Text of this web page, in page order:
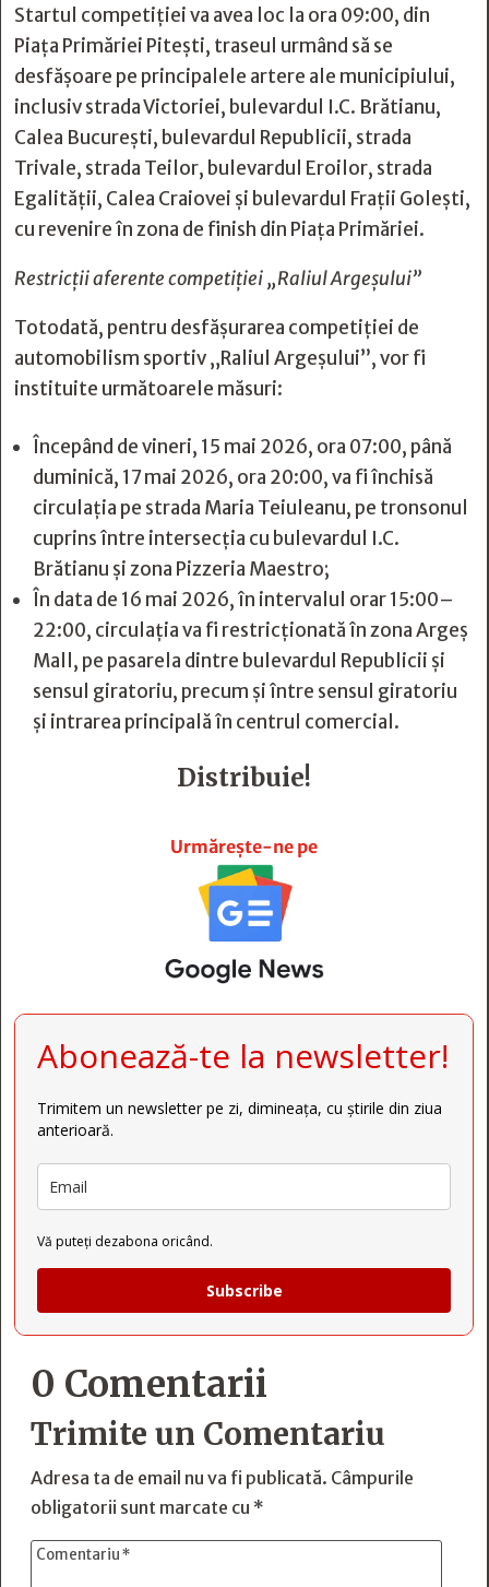
Startul competiției va avea loc la ora 09:00, din
Piața Primăriei Pitești, traseul urmând să se
desfășoare pe principalele artere ale municipiului,
inclusiv strada Victoriei, bulevardul I.C. Brătianu,
Calea București, bulevardul Republicii, strada
Trivale, strada Teilor, bulevardul Eroilor, strada
Egalității, Calea Craiovei și bulevardul Frații Golești,
cu revenire în zona de finish din Piața Primăriei.
Restricții aferente competiției „Raliul Argeșului”
Totodată, pentru desfășurarea competiției de
automobilism sportiv „Raliul Argeșului”, vor fi
instituite următoarele măsuri:
Începând de vineri, 15 mai 2026, ora 07:00, până
duminică, 17 mai 2026, ora 20:00, va fi închisă
circulația pe strada Maria Teiuleanu, pe tronsonul
cuprins între intersecția cu bulevardul I.C.
Brătianu și zona Pizzeria Maestro;
În data de 16 mai 2026, în intervalul orar 15:00–
22:00, circulația va fi restricționată în zona Argeș
Mall, pe pasarela dintre bulevardul Republicii și
sensul giratoriu, precum și între sensul giratoriu
și intrarea principală în centrul comercial.
Distribuie!
Urmărește-ne pe
Abonează-te la newsletter!
Trimitem un newsletter pe zi, dimineața, cu știrile din ziua
anterioară.
Vă puteți dezabona oricând.
Subscribe
0 Comentarii
Trimite un Comentariu
Adresa ta de email nu va fi publicată. Câmpurile
obligatorii sunt marcate cu *